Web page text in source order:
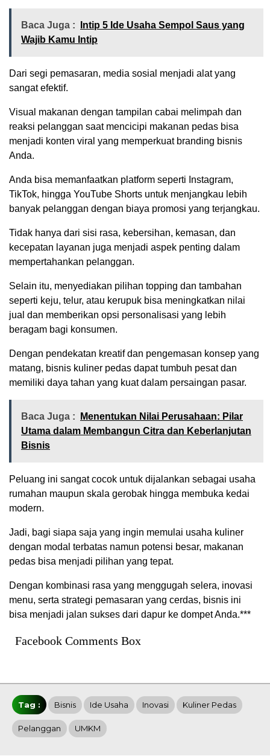
Baca Juga :
Intip 5 Ide Usaha Sempol Saus yang
Wajib Kamu Intip
Dari segi pemasaran, media sosial menjadi alat yang
sangat efektif.
Visual makanan dengan tampilan cabai melimpah dan
reaksi pelanggan saat mencicipi makanan pedas bisa
menjadi konten viral yang memperkuat branding bisnis
Anda.
Anda bisa memanfaatkan platform seperti Instagram,
TikTok, hingga YouTube Shorts untuk menjangkau lebih
banyak pelanggan dengan biaya promosi yang terjangkau.
Tidak hanya dari sisi rasa, kebersihan, kemasan, dan
kecepatan layanan juga menjadi aspek penting dalam
mempertahankan pelanggan.
Selain itu, menyediakan pilihan topping dan tambahan
seperti keju, telur, atau kerupuk bisa meningkatkan nilai
jual dan memberikan opsi personalisasi yang lebih
beragam bagi konsumen.
Dengan pendekatan kreatif dan pengemasan konsep yang
matang, bisnis kuliner pedas dapat tumbuh pesat dan
memiliki daya tahan yang kuat dalam persaingan pasar.
Baca Juga :
Menentukan Nilai Perusahaan: Pilar
Utama dalam Membangun Citra dan Keberlanjutan
Bisnis
Peluang ini sangat cocok untuk dijalankan sebagai usaha
rumahan maupun skala gerobak hingga membuka kedai
modern.
Jadi, bagi siapa saja yang ingin memulai usaha kuliner
dengan modal terbatas namun potensi besar, makanan
pedas bisa menjadi pilihan yang tepat.
Dengan kombinasi rasa yang menggugah selera, inovasi
menu, serta strategi pemasaran yang cerdas, bisnis ini
bisa menjadi jalan sukses dari dapur ke dompet Anda.***
Facebook Comments Box
Tag : Bisnis Ide Usaha Inovasi Kuliner Pedas
Pelanggan UMKM